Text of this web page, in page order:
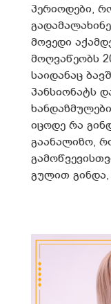
პერიოდები,
მოვედი
მოღვაწეობს
საიდანაც
პანსიონატს
იცოდე რა
გაანალიზო,
გულით გინდა,